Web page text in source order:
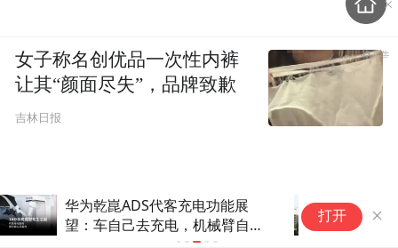
北京购房新政今起实施 非京籍
缴满1年社保即可购房 中介：看
房人比上周末增加两成
打开
女子称名创优品一次性内裤
让其“颜面尽失”，品牌致歉
吉林日报